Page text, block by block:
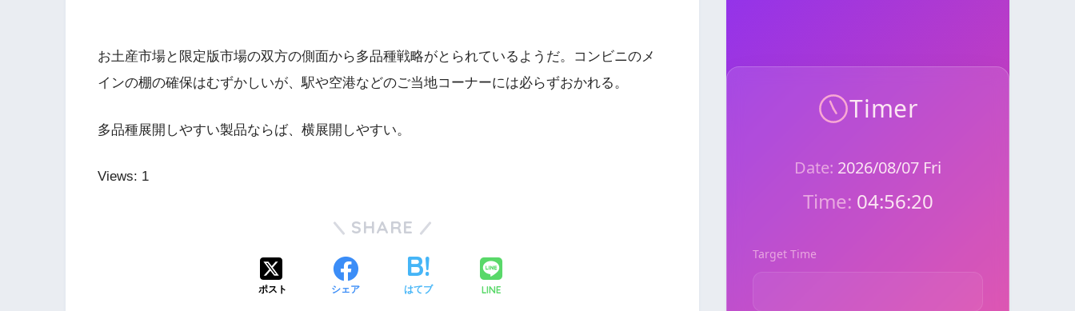
お土産市場と限定版市場の双方の側面から多品種戦略がとられているようだ。コンビニのメ
インの棚の確保はむずかしいが、駅や空港などのご当地コーナーには必らずおかれる。
多品種展開しやすい製品ならば、横展開しやすい。
Views: 1
SHARE
ポスト シェア はてブ LINE